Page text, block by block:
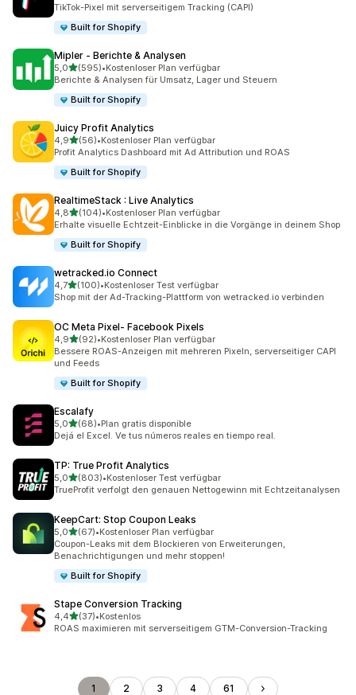
TikTok-Pixel mit serverseitigem Tracking (CAPI)
Built for Shopify
Mipler ‑ Berichte & Analysen
5,0von 5 Sternen
(595)
595 Rezensionen insgesamt
•Kostenloser Plan verfügbar
Berichte & Analysen für Umsatz, Lager und Steuern
Built for Shopify
Juicy Profit Analytics
4,9von 5 Sternen
(56)
56 Rezensionen insgesamt
•Kostenloser Plan verfügbar
Profit Analytics Dashboard mit Ad Attribution und ROAS
Built for Shopify
RealtimeStack : Live Analytics
4,8von 5 Sternen
(104)
104 Rezensionen insgesamt
•Kostenloser Plan verfügbar
Erhalte visuelle Echtzeit-Einblicke in die Vorgänge in deinem Shop
Built for Shopify
wetracked.io Connect
4,7von 5 Sternen
(100)
100 Rezensionen insgesamt
•Kostenloser Test verfügbar
Shop mit der Ad-Tracking-Plattform von wetracked.io verbinden
OC Meta Pixel‑ Facebook Pixels
4,9von 5 Sternen
(92)
92 Rezensionen insgesamt
•Kostenloser Plan verfügbar
Bessere ROAS-Anzeigen mit mehreren Pixeln, serverseitiger CAPI
und Feeds
Built for Shopify
Escalafy
5,0von 5 Sternen
(68)
68 Rezensionen insgesamt
•Plan gratis disponible
Dejá el Excel. Ve tus números reales en tiempo real.
TP: True Profit Analytics
5,0von 5 Sternen
(803)
803 Rezensionen insgesamt
•Kostenloser Test verfügbar
TrueProfit verfolgt den genauen Nettogewinn mit Echtzeitanalysen
KeepCart: Stop Coupon Leaks
5,0von 5 Sternen
(67)
67 Rezensionen insgesamt
•Kostenloser Plan verfügbar
Coupon-Leaks mit dem Blockieren von Erweiterungen,
Benachrichtigungen und mehr stoppen!
Built for Shopify
Stape Conversion Tracking
4,4von 5 Sternen
(37)
37 Rezensionen insgesamt
•Kostenlos
ROAS maximieren mit serverseitigem GTM-Conversion-Tracking
1 2 3 4 61